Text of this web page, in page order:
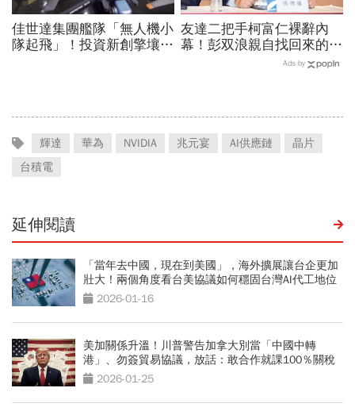
佳世達集團艦隊「無人機小
隊起飛」！投資新創擎壤、
友達二把手柯富仁裸辭內
幕！彭双浪親自找回來的接
班人，為何最後撕破臉？
Ads by
輝達 華為 NVIDIA 兆元宴 AI供應鏈
晶片
台積電
延伸閱讀
「當年去中國，現在到美國」，海外擴展讓台企更加
壯大！兩個角度看台美協議如何穩固台灣AI代工地位
2026-01-16
美加關係升溫！川普警告加拿大別當「中國中轉
港」、勿簽貿易協議，放話：敢合作就課100％關稅
2026-01-25